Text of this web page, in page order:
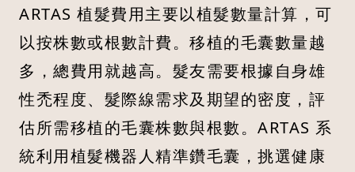
ARTAS 植髮費用主要以植髮數量計算，可
以按株數或根數計費。移植的毛囊數量越
多，總費用就越高。髮友需要根據自身雄
性禿程度、髮際線需求及期望的密度，評
估所需移植的毛囊株數與根數。ARTAS 系
統利用植髮機器人精準鑽毛囊，挑選健康